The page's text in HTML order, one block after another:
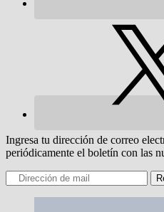
Ingresa tu dirección de correo
periódicamente el boletín con las